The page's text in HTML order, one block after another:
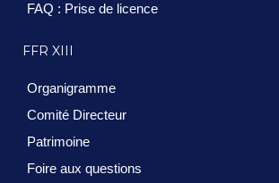
FAQ : Prise de licence
FFR XIII
Organigramme
Comité Directeur
Patrimoine
Foire aux questions